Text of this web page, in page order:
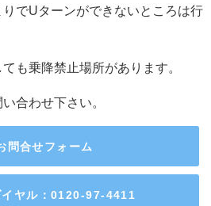
でUターンができないところは行
も乗降禁止場所があります。
合わせ下さい。
問合せフォーム
イヤル：0120-97-4411